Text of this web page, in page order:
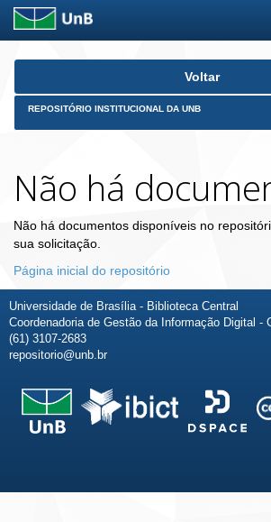
Skip
Voltar
REPOSITÓRIO INSTITUCIONAL DA UNB
Não há
Não há documentos disponíveis no
sua solicitação.
Página inicial do repositório
Universidade de Brasília - Biblioteca Central
Coordenadoria de Gestão da Informação Digital -
(61) 3107-2683
repositorio@unb.br